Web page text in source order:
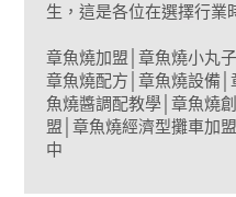
生，這是各位在選擇行業
章魚燒加盟│章魚燒小丸
章魚燒配方│章魚燒設備
魚燒醬調配教學│章魚燒
盟│章魚燒經濟型攤車加
中